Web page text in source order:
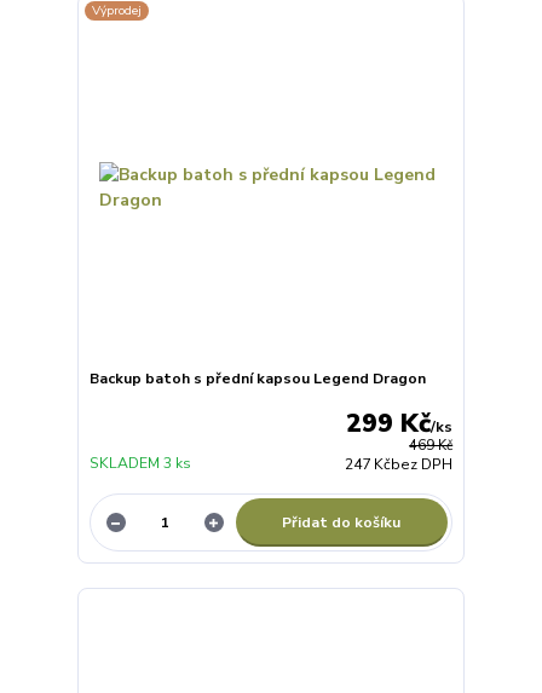
Výprodej
Backup batoh s přední kapsou Legend Dragon
469 Kč
299 Kč/ks
247 Kčbez DPH
SKLADEM 3 ks
Přidat do košíku